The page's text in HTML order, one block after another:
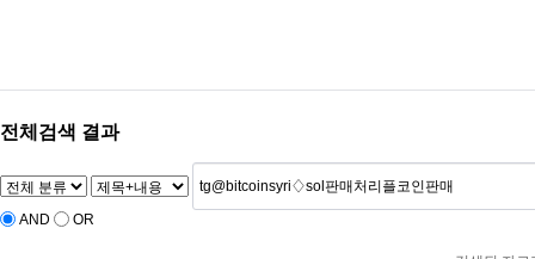
전체검색 결과
AND OR